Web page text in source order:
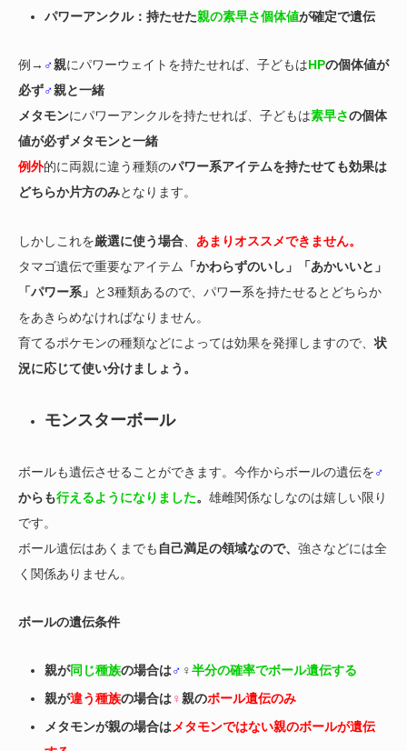
パワーアンクル：持たせた親の素早さ個体値が確定で遺伝
例→ ♂親にパワーウェイトを持たせれば、子どもはHPの個体値が
必ず♂親と一緒
メタモンにパワーアンクルを持たせれば、子どもは素早さの個体
値が必ずメタモンと一緒
例外的に両親に違う種類のパワー系アイテムを持たせても効果は
どちらか片方のみとなります。
しかしこれを厳選に使う場合
あまりオススメできません。
タマゴ遺伝で重要なアイテム
「かわらずのいし」「あかいいと」
「パワー系」 と3種類あるので、パワー系を持たせるとどちらか
をあきらめなければなりません。
育てるポケモンの種類などによっては効果を発揮しますので、状
況に応じて使い分けましょう。
モンスターボール
ボールも遺伝させることができます。今作からボールの遺伝を♂
からも行えるようになりました。 雄雌関係なしなのは嬉しい限り
です。
ボール遺伝はあくまでも 自己満足の領域なので、 強さなどには全
く関係ありません。
ボールの遺伝条件
親が同じ種族の場合は♂ ♀半分の確率でボール遺伝する
親が違う種族の場合は♀親のボール遺伝のみ
メタモンが親の場合はメタモンではない親のボールが遺伝